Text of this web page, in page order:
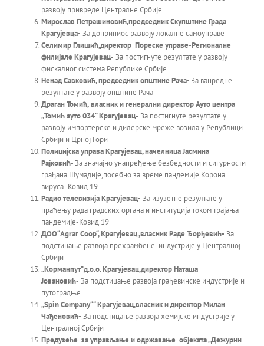
развоју привреде Централне Србије
Мирослав Петрашиновић,председник Скупштине Града
Крагујевца- За доприниос развоју локалне самоуправе
Селимир Глишић,директор Пореске управе-Регионалне
филијале Крагујевац- За постигнуте резултате у развоју
фискалног система Републике Србије
Ненад Савковић, председник општине Рача-За ванредне
резултате у развоју општине Рача
Драган Томић,власник и генерални директор Ауто центра
„Томић ауто034“ Крагујевац- За постигнуте резултате у
развоју импортерске и дилерске мреже возила у Републици
Србији и Црној Гори
Полицијска управа Крагујевац,начелница Јасмина
Рајковић-За значајно унапређење безбеднoсти и сигурности
грађана Шумадије,посебно за време пандемије Корона
вируса- Ковид 19
Радио телевизија Крагујевац- За изузетне резултате у
праћењу рада градских органа и институција током трајања
пандемије-Ковид 19
ДОО“Аgrar Coop“,Крагујевац ,власник Раде Ђорђевић- За
подстицање развоја прехрамбене индустрије у Централној
Србији
„Корманпут“д.о.о. Крагујевац,директор Наташа
Јовановић- За подстицање развоја грађевинске индустрије и
путоградње
„Spin Company““ Крагујевац,власник и директор Милан
Чађеновић- За подстицање развоја хемијске индустрије у
Централној Србији
Предузеће за управљање и одржавање објеката „Дежурни